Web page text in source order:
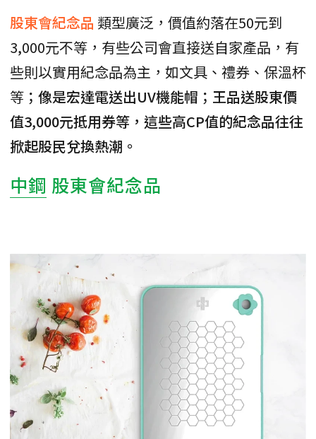
股東會紀念品 類型廣泛，價值約落在50元到
3,000元不等，有些公司會直接送自家產品，有
些則以實用紀念品為主，如文具、禮券、保溫杯
等 ；像是宏達電送出UV機能帽；王品送股東價
值3,000元抵用券等，這些高CP值的紀念品往往
掀起股民兌換熱潮。
中鋼 股東會紀念品